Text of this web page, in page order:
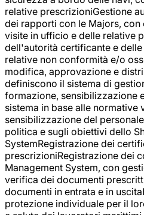
relative prescrizioniGestione
dei rapporti con le Majors,
visite in ufficio e delle relative
dell'autorità certificante e
relative non conformità e/o
modifica, approvazione e
definiscono il sistema di
formazione, sensibilizzazione
sistema in base alle normative
sensibilizzazione del
politica e sugli obiettivi dello
SystemRegistrazione dei
prescrizioniRegistrazione dei
Management System, con
verifica dei documenti
documenti in entrata e in
protezione individuale per il